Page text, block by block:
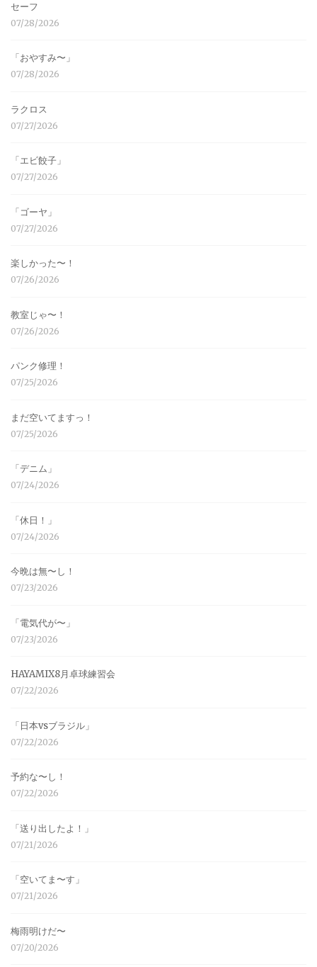
セーフ
07/28/2026
「おやすみ〜」
07/28/2026
ラクロス
07/27/2026
「エビ餃子」
07/27/2026
「ゴーヤ」
07/27/2026
楽しかった〜！
07/26/2026
教室じゃ〜！
07/26/2026
パンク修理！
07/25/2026
まだ空いてますっ！
07/25/2026
「デニム」
07/24/2026
「休日！」
07/24/2026
今晩は無〜し！
07/23/2026
「電気代が〜」
07/23/2026
HAYAMIX8月卓球練習会
07/22/2026
「日本vsブラジル」
07/22/2026
予約な〜し！
07/22/2026
「送り出したよ！」
07/21/2026
「空いてま〜す」
07/21/2026
梅雨明けだ〜
07/20/2026